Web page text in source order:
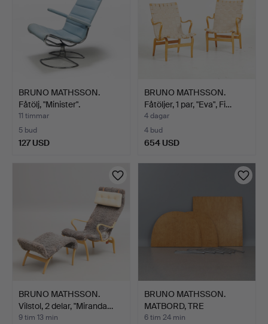
BRUNO MATHSSON.
Fåtölj, "Minister".
11 timmar
5 bud
127 USD
BRUNO MATHSSON.
Fåtöljer, 1 par, "Eva", Fi…
4 dagar
4 bud
654 USD
BRUNO MATHSSON.
Vilstol, 2 delar, "Miranda…
9 tim 13 min
BRUNO MATHSSON.
MATBORD, TRE
SEKTIONER. Ma…
6 tim 24 min